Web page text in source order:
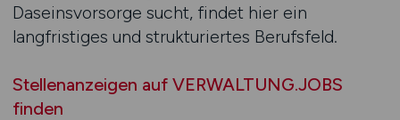
Daseinsvorsorge sucht, findet hier ein
langfristiges und strukturiertes Berufsfeld.
Stellenanzeigen auf VERWALTUNG.JOBS
finden